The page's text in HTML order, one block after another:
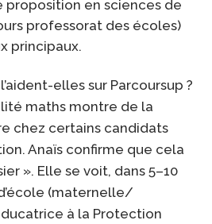
proposition en sciences de
professorat des écoles)
principaux.
elles sur Parcoursup ?
maths montre de la
chez certains candidats
Anaïs confirme que cela
». Elle se voit, dans 5–10
(maternelle/
à la Protection